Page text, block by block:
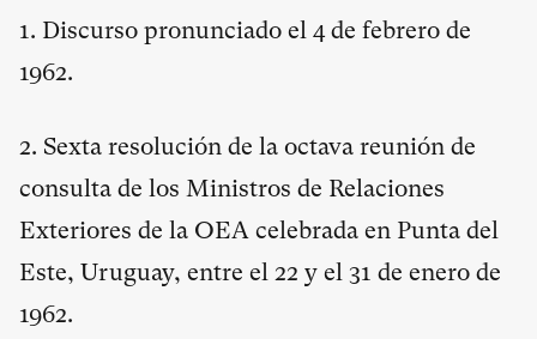
1. Discurso pronunciado el 4 de febrero de
1962.
2. Sexta resolución de la octava reunión de
consulta de los Ministros de Relaciones
Exteriores de la OEA celebrada en Punta del
Este, Uruguay, entre el 22 y el 31 de enero de
1962.